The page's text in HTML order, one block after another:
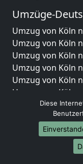
Umzüge-
Umzug von Köln
Umzug von Köln
Umzug von Köln
Umzug von Köln
Umzug von Köln
Umzug von Köln
Umzug von Köln
Umzug von Köln
Umzug von Köln
Umzug von Köln
Umzug von Köln
Diese